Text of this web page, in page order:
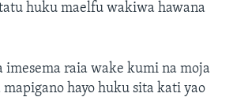
huku maelfu wakiwa hawana
imesema raia wake kumi na moja
hayo huku sita kati yao